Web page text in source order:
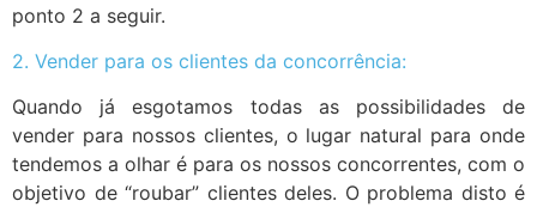
ponto 2 a seguir.
2. Vender para os clientes da concorrência:
Quando já esgotamos todas as possibilidades de
vender para nossos clientes, o lugar natural para onde
tendemos a olhar é para os nossos concorrentes, com o
objetivo de “roubar” clientes deles. O problema disto é